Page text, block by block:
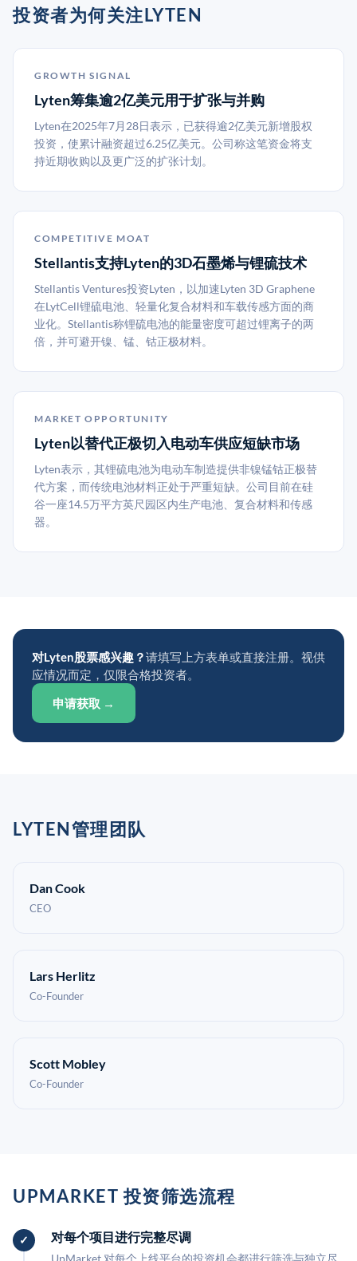
投资者为何关注LYTEN
GROWTH SIGNAL
Lyten筹集逾2亿美元用于扩张与并购
Lyten在2025年7月28日表示，已获得逾2亿美元新增股权
投资，使累计融资超过6.25亿美元。公司称这笔资金将支
持近期收购以及更广泛的扩张计划。
COMPETITIVE MOAT
Stellantis支持Lyten的3D石墨烯与锂硫技术
Stellantis Ventures投资Lyten，以加速Lyten 3D Graphene
在LytCell锂硫电池、轻量化复合材料和车载传感方面的商
业化。Stellantis称锂硫电池的能量密度可超过锂离子的两
倍，并可避开镍、锰、钴正极材料。
MARKET OPPORTUNITY
Lyten以替代正极切入电动车供应短缺市场
Lyten表示，其锂硫电池为电动车制造提供非镍锰钴正极替
代方案，而传统电池材料正处于严重短缺。公司目前在硅
谷一座14.5万平方英尺园区内生产电池、复合材料和传感
器。
对Lyten股票感兴趣？请填写上方表单或直接注册。视供
应情况而定，仅限合格投资者。
申请获取 →
LYTEN管理团队
Dan Cook
CEO
Lars Herlitz
Co-Founder
Scott Mobley
Co-Founder
UPMARKET 投资筛选流程
对每个项目进行完整尽调
UpMarket 对每个上线平台的投资机会都进行筛选与独立尽